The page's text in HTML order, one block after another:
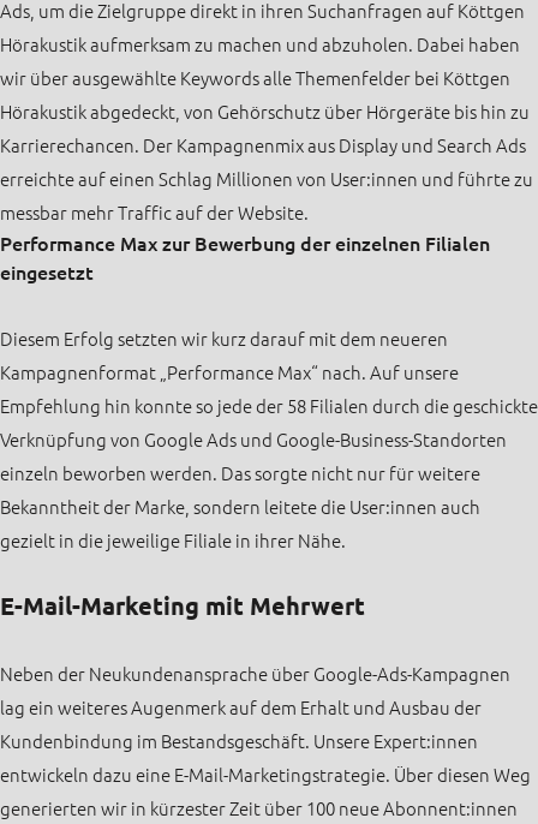
Ads, um die Zielgruppe direkt in ihren Suchanfragen auf Köttgen
Hörakustik aufmerksam zu machen und abzuholen. Dabei haben
wir über ausgewählte Keywords alle Themenfelder bei Köttgen
Hörakustik abgedeckt, von Gehörschutz über Hörgeräte bis hin zu
Karrierechancen. Der Kampagnenmix aus Display und Search Ads
erreichte auf einen Schlag Millionen von User:innen und führte zu
messbar mehr Traffic auf der Website.
Performance Max zur Bewerbung der einzelnen Filialen
eingesetzt
Diesem Erfolg setzten wir kurz darauf mit dem neueren
Kampagnenformat „Performance Max“ nach. Auf unsere
Empfehlung hin konnte so jede der 58 Filialen durch die geschickte
Verknüpfung von Google Ads und Google-Business-Standorten
einzeln beworben werden. Das sorgte nicht nur für weitere
Bekanntheit der Marke, sondern leitete die User:innen auch
gezielt in die jeweilige Filiale in ihrer Nähe.
E-Mail-Marketing mit Mehrwert
Neben der Neukundenansprache über Google-Ads-Kampagnen
lag ein weiteres Augenmerk auf dem Erhalt und Ausbau der
Kundenbindung im Bestandsgeschäft. Unsere Expert:innen
entwickeln dazu eine E-Mail-Marketingstrategie. Über diesen Weg
generierten wir in kürzester Zeit über 100 neue Abonnent:innen